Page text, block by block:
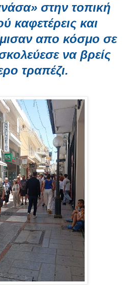
στην τοπική
καφετέρεις και
απο κόσμο σε
να βρείς
τραπέζι.